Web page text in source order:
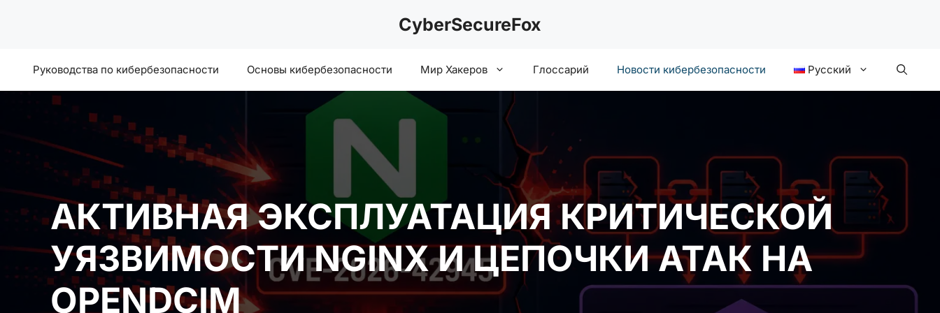
CyberSecureFox
Руководства по кибербезопасности Основы кибербезопасности Мир Хакеров Глоссарий Новости кибербезопасности Русский
АКТИВНАЯ ЭКСПЛУАТАЦИЯ КРИТИЧЕСКОЙ
УЯЗВИМОСТИ NGINX И ЦЕПОЧКИ АТАК НА
OPENDCIM